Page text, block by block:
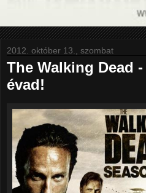
2012. október 13., szombat
The Walking Dead
évad!